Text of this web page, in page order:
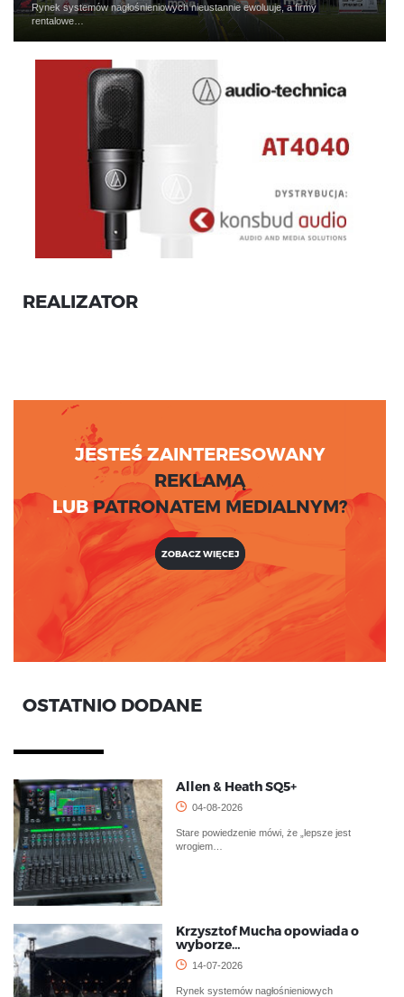
Rynek systemów nagłośnieniowych nieustannie ewoluuje, a firmy
rentalowe…
REALIZATOR
JESTEŚ ZAINTERESOWANY
REKLAMĄ
LUBPATRONATEM MEDIALNYM?
ZOBACZ WIĘCEJ
OSTATNIO DODANE
Allen & Heath SQ5+
04-08-2026
Stare powiedzenie mówi, że „lepsze jest
wrogiem…
Krzysztof Mucha opowiada o
wyborze…
14-07-2026
Rynek systemów nagłośnieniowych